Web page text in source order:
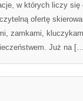
w których liczy się
ofertę
zamkami,
Już na